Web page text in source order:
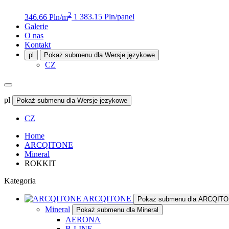
346.66 Pln/m2 1 383.15 Pln/panel
Galerie
O nas
Kontakt
pl Pokaż submenu dla Wersje językowe
CZ
pl Pokaż submenu dla Wersje językowe
CZ
Home
ARCQITONE
Mineral
ROKKIT
Kategoria
ARCQITONE Pokaż submenu dla
Mineral Pokaż submenu dla Mineral
AERONA